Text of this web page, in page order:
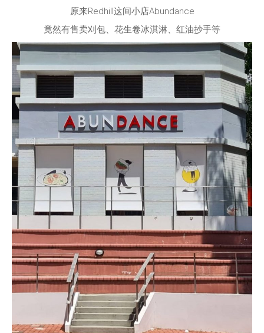
原来Redhill这间小店Abundance
竟然有售卖刈包、花生卷冰淇淋、红油抄手等